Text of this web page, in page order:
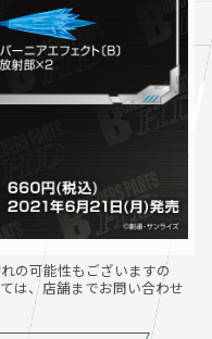
の可能性もございますの
は、店舗までお問い合わせ